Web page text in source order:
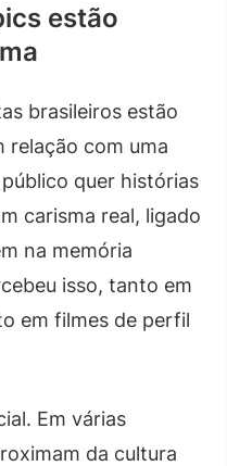
estão
brasileiros estão
relação com uma
quer histórias
carisma real, ligado
na memória
isso, tanto em
em filmes de perfil
Em várias
da cultura